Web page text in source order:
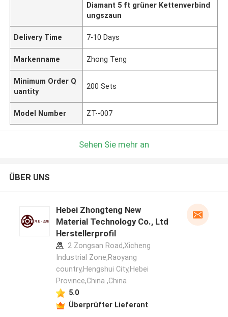
Diamant 5 ft grüner Kettenverbind
ungszaun
Delivery Time 7-10 Days
Markenname Zhong Teng
Minimum Order Q
uantity
200 Sets
Model Number ZT--007
Sehen Sie mehr an
ÜBER UNS
Hebei Zhongteng New
Material Technology Co., Ltd
Herstellerprofil
2 Zongsan Road,Xicheng
Industrial Zone,Raoyang
country,Hengshui City,Hebei
Province,China ,China
5.0
Überprüfter Lieferant